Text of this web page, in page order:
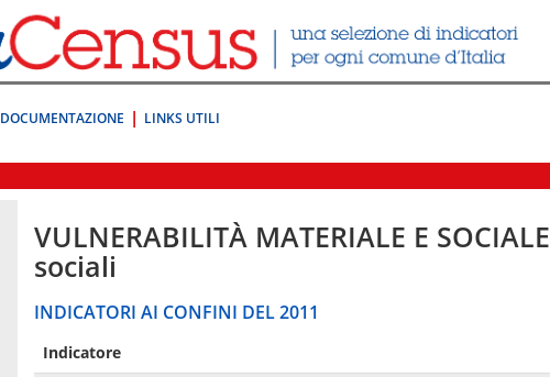
DOCUMENTAZIONE LINKS UTILI
VULNERABILITÀ MATERIALE E SOCIALE
sociali
INDICATORI AI CONFINI DEL 2011
Indicatore